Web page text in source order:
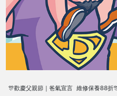
🎊歡慶父親節｜爸氣宣言 維修保養88折